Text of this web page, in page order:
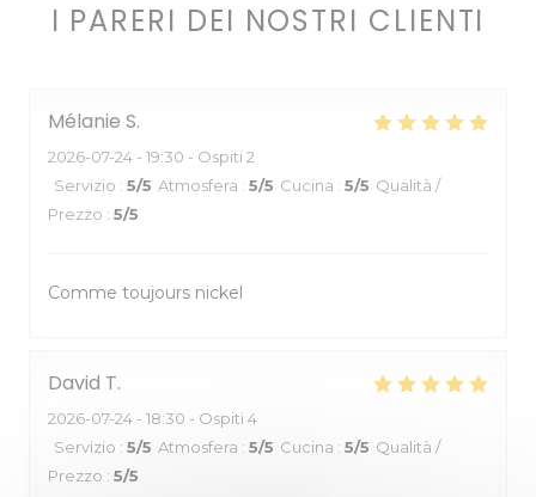
I PARERI DEI NOSTRI CLIENTI
Mélanie S
2026-07-24 - 19:30 - Ospiti 2
Servizio : 5/5 Atmosfera : 5/5 Cucina : 5/5 Qualità /
Prezzo : 5/5
Comme toujours nickel
David T
2026-07-24 - 18:30 - Ospiti 4
Servizio : 5/5 Atmosfera : 5/5 Cucina : 5/5 Qualità /
Prezzo : 5/5